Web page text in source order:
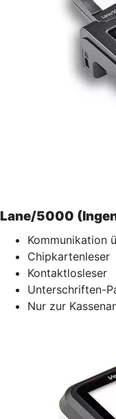
Lane/5000
Kommunikation
Chipkartenleser
Kontaktlosleser
Unterschriften-
Nur zur